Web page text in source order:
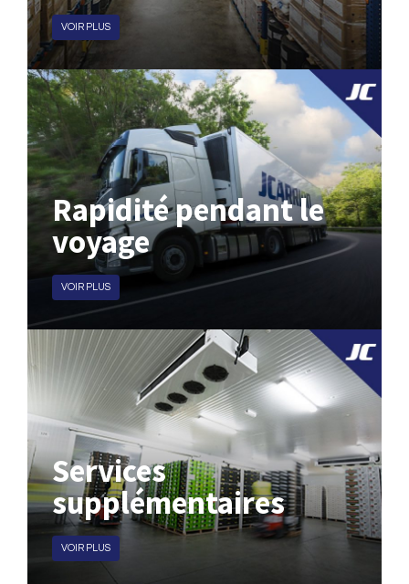
VOIR PLUS
Rapidité pendant le
voyage
VOIR PLUS
Services
supplémentaires
VOIR PLUS